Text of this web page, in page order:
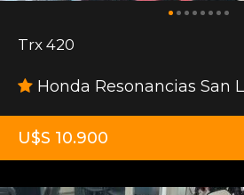
Trx 420
Honda Resonancias San
U$S 10.900